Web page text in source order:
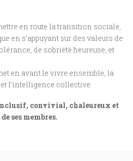
en route la transition sociale,
en s’appuyant sur des valeurs de
de sobriété heureuse, et
en avant le vivre ensemble, la
l’intelligence collective.
convivial, chaleureux et
ses membres.